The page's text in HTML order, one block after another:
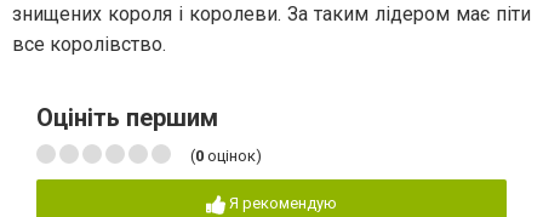
знищених короля і королеви. За таким лідером має піти
все королівство.
Оцініть першим
(0 оцінок)
Я рекомендую